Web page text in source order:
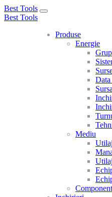
Best Tools
Toggle
Best Tools
Produse
Energie
Data
Mediu